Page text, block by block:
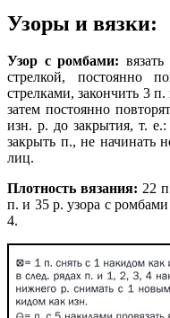
Узоры и вязки:
Узор с ромбами:
стрелкой, постоянно
стрелками, закончить 3
затем постоянно
изн. р. до закрытия, т.
закрыть п., не начинать
лиц.
Плотность вязания: 22
п. и 35 р. узора с
4.